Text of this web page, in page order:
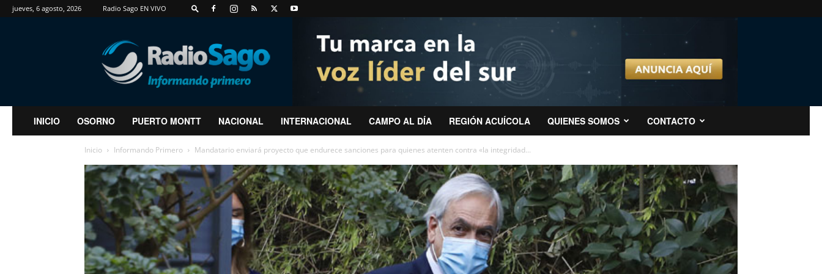
jueves, 6 agosto, 2026 Radio Sago EN VIVO
RadioSago
INICIO OSORNO PUERTO MONTT NACIONAL INTERNACIONAL CAMPO AL DÍA REGIÓN ACUÍCOLA QUIENES SOMOS CONTACTO
Inicio Informando Primero Mandatario enviará proyecto que endurece sanciones para quienes atenten contra «la integridad...